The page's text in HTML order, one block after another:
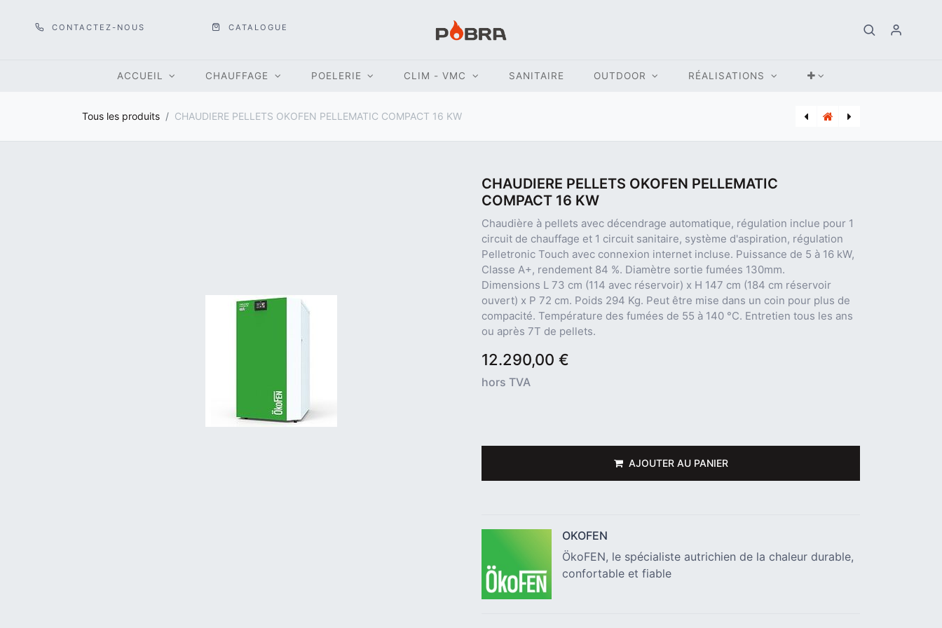
CONTACTEZ-NOUS CATALOGUE
ACCUEIL CHAUFFAGE POELERIE CLIM - VMC SANITAIRE OUTDOOR RÉALISATIONS
Tous les produits CHAUDIERE PELLETS OKOFEN PELLEMATIC COMPACT 16 KW
CHAUDIERE PELLETS OKOFEN PELLEMATIC
COMPACT 16 KW
Chaudière à pellets avec décendrage automatique, régulation inclue pour 1
circuit de chauffage et 1 circuit sanitaire, système d'aspiration, régulation
Pelletronic Touch avec connexion internet incluse. Puissance de 5 à 16 kW,
Classe A+, rendement 84 %. Diamètre sortie fumées 130mm.
Dimensions L 73 cm (114 avec réservoir) x H 147 cm (184 cm réservoir
ouvert) x P 72 cm. Poids 294 Kg. Peut être mise dans un coin pour plus de
compacité. Température des fumées de 55 à 140 °C. Entretien tous les ans
ou après 7T de pellets.
12.290,00 €
hors TVA
AJOUTER AU PANIER
OKOFEN
ÖkoFEN, le spécialiste autrichien de la chaleur durable,
confortable et fiable